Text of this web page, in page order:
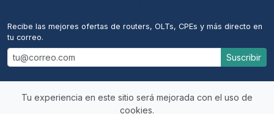
Tu experiencia en este sitio será mejorada con el uso de
cookies.
Recibe las mejores ofertas de routers, OLTs, CPEs y más directo en
tu correo.
Suscribir